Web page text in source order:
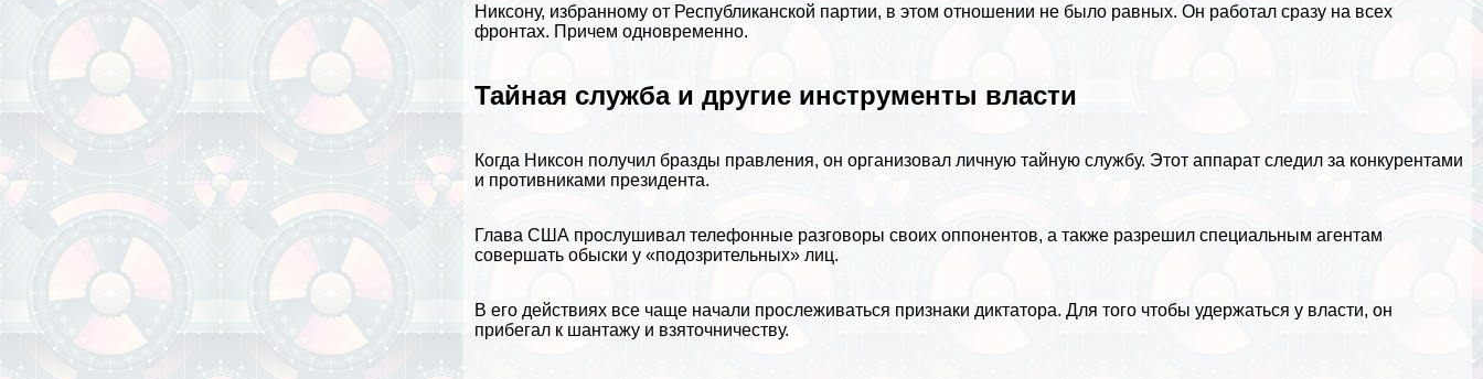
Никсону, избранному от Республиканской партии, в этом отношении не было равных. Он работал сразу на всех
фронтах. Причем одновременно.
Тайная служба и другие инструменты власти
Когда Никсон получил бразды правления, он организовал личную тайную службу. Этот аппарат следил за конкурентами
и противниками президента.
Глава США прослушивал телефонные разговоры своих оппонентов, а также разрешил специальным агентам
совершать обыски у «подозрительных» лиц.
В его действиях все чаще начали прослеживаться признаки диктатора. Для того чтобы удержаться у власти, он
прибегал к шантажу и взяточничеству.